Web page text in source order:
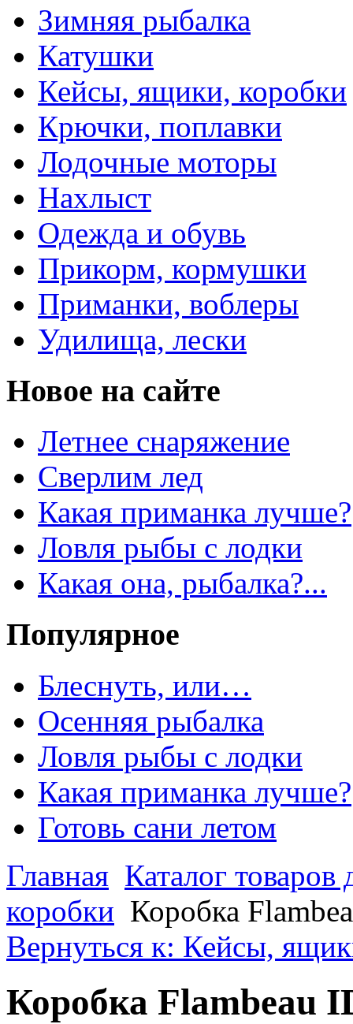
Зимняя рыбалка
Катушки
Кейсы, ящики, коробки
Крючки, поплавки
Лодочные моторы
Нахлыст
Одежда и обувь
Прикорм, кормушки
Приманки, воблеры
Удилища, лески
Новое на сайте
Летнее снаряжение
Сверлим лед
Какая приманка лучше?
Ловля рыбы с лодки
Какая она, рыбалка?...
Популярное
Блеснуть, или…
Осенняя рыбалка
Ловля рыбы с лодки
Какая приманка лучше?
Готовь сани летом
Главная Каталог
коробки Коробка
Вернуться к: Кейсы,
Коробка Flambeau